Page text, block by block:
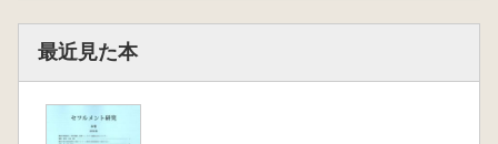
最近見た本